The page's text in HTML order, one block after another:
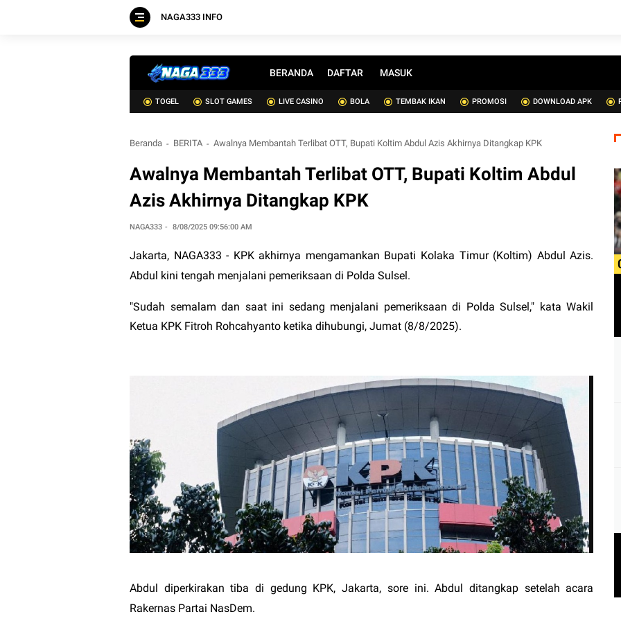
NAGA333 INFO
BERANDA DAFTAR MASUK
TOGEL SLOT GAMES LIVE CASINO BOLA TEMBAK IKAN PROMOSI DOWNLOAD APK
Beranda BERITA Awalnya Membantah Terlibat OTT, Bupati Koltim Abdul Azis Akhirnya Ditangkap KPK
Awalnya Membantah Terlibat OTT, Bupati Koltim Abdul
Azis Akhirnya Ditangkap KPK
NAGA333 8/08/2025 09:56:00 AM
Jakarta, NAGA333 - KPK akhirnya mengamankan Bupati Kolaka Timur (Koltim) Abdul Azis.
Abdul kini tengah menjalani pemeriksaan di Polda Sulsel.
"Sudah semalam dan saat ini sedang menjalani pemeriksaan di Polda Sulsel," kata Wakil
Ketua KPK Fitroh Rohcahyanto ketika dihubungi, Jumat (8/8/2025).
Abdul diperkirakan tiba di gedung KPK, Jakarta, sore ini. Abdul ditangkap setelah acara
Rakernas Partai NasDem.